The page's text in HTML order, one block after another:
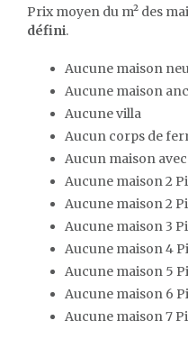
Prix moyen du m² des
défini.
Aucune maison
Aucune maison
Aucune villa
Aucun corps de
Aucun maison
Aucune maison 2
Aucune maison 2
Aucune maison 3
Aucune maison 4
Aucune maison 5
Aucune maison 6
Aucune maison 7